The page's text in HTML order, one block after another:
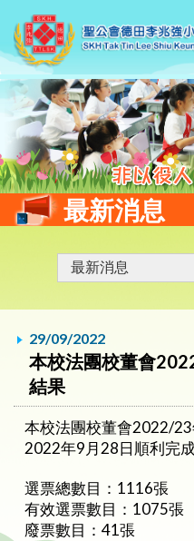
最新消息
29/09/2022
本校法團校董會
結果
本校法團校董會2022/
2022年9月28日順利完成
選票總數目：1116張
有效選票數目：1075張
廢票數目：41張